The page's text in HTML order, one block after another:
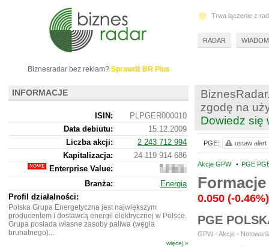
zgodę na
Dowiedz się
Akcje GPW • PGE
0.050 (-0.46%)
PGE
GPW - Akcje -
PGE: ustaw alert
Biznesradar bez reklam? Sprawdź BR Plus
INFORMACJE
ISIN:
PLPGER000010
Data debiutu:
15.12.2009
Liczba akcji:
2 243 712 994
Kapitalizacja:
24 119 914 686
Enterprise Value:
31
412
914
Branża:
Energia
Profil działalności:
Polska Grupa Energetyczna jest największym
producentem i dostawcą energii elektrycznej w Polsce.
Grupa posiada własne zasoby paliwa (węgla
brunatnego)...
więcej »
Trwa łączenie z
RADAR